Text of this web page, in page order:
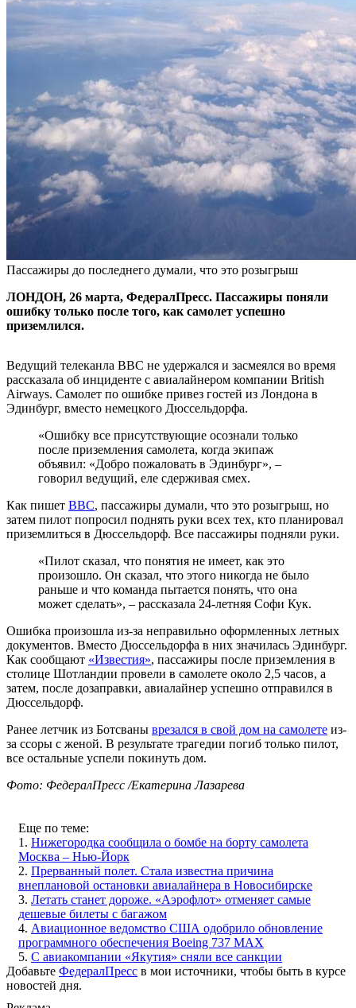
Пассажиры до последнего думали, что это розыгрыш
ЛОНДОН, 26 марта, ФедералПресс. Пассажиры поняли
ошибку только после того, как самолет успешно
приземлился.
Ведущий телеканла BBC не удержался и засмеялся во время
рассказала об инциденте с авиалайнером компании British
Airways. Самолет по ошибке привез гостей из Лондона в
Эдинбург, вместо немецкого Дюссельдорфа.
«Ошибку все присутствующие осознали только
после приземления самолета, когда экипаж
объявил: «Добро пожаловать в Эдинбург», –
говорил ведущий, еле сдерживая смех.
Как пишет BBC, пассажиры думали, что это розыгрыш, но
затем пилот попросил поднять руки всех тех, кто планировал
приземлиться в Дюссельдорф. Все пассажиры подняли руки.
«Пилот сказал, что понятия не имеет, как это
произошло. Он сказал, что этого никогда не было
раньше и что команда пытается понять, что она
может сделать», – рассказала 24-летняя Софи Кук.
Ошибка произошла из-за неправильно оформленных летных
документов. Вместо Дюссельдорфа в них значилась Эдинбург.
Как сообщают «Известия», пассажиры после приземления в
столице Шотландии провели в самолете около 2,5 часов, а
затем, после дозаправки, авиалайнер успешно отправился в
Дюссельдорф.
Ранее летчик из Ботсваны врезался в свой дом на самолете из-
за ссоры с женой. В результате трагедии погиб только пилот,
все остальные успели покинуть дом.
Фото: ФедералПресс /Екатерина Лазарева
Еще по теме:
1. Нижегородка сообщила о бомбе на борту самолета
Москва – Нью-Йорк
2. Прерванный полет. Стала известна причина
внеплановой остановки авиалайнера в Новосибирске
3. Летать станет дороже. «Аэрофлот» отменяет самые
дешевые билеты с багажом
4. Авиационное ведомство США одобрило обновление
программного обеспечения Boeing 737 MAX
5. С авиакомпании «Якутия» сняли все санкции
Добавьте ФедералПресс в мои источники, чтобы быть в курсе
новостей дня.